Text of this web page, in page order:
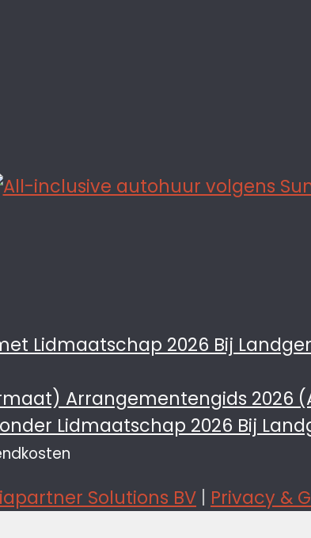
Bij
Arrangementengids 2026
Bij
Solutions BV | Privacy &